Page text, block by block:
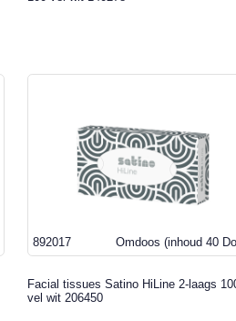
Omdoos(inhoud 40
892017
Facial tissues Satino HiLine 2-laags
vel wit 206450